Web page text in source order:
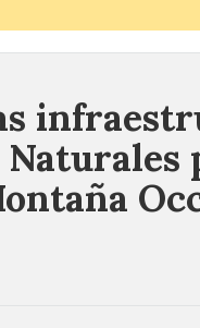
Naturales